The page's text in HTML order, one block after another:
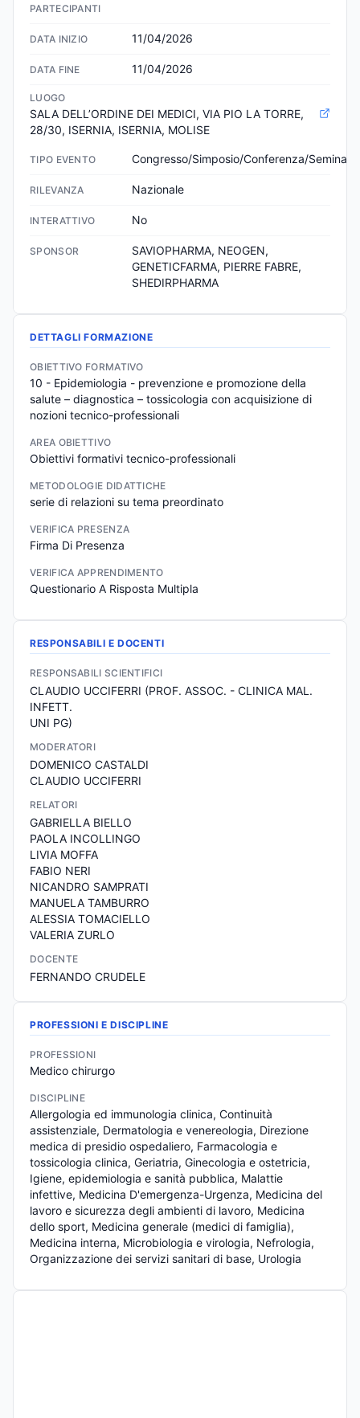
PARTECIPANTI
DATA INIZIO 11/04/2026
DATA FINE 11/04/2026
LUOGO
SALA DELL’ORDINE DEI MEDICI, VIA PIO LA TORRE,
28/30, ISERNIA, ISERNIA, MOLISE
TIPO EVENTO Congresso/Simposio/Conferenza/Seminario
RILEVANZA Nazionale
INTERATTIVO No
SPONSOR
SAVIOPHARMA, NEOGEN,
GENETICFARMA, PIERRE FABRE,
SHEDIRPHARMA
DETTAGLI FORMAZIONE
OBIETTIVO FORMATIVO
10 - Epidemiologia - prevenzione e promozione della
salute – diagnostica – tossicologia con acquisizione di
nozioni tecnico-professionali
AREA OBIETTIVO
Obiettivi formativi tecnico-professionali
METODOLOGIE DIDATTICHE
serie di relazioni su tema preordinato
VERIFICA PRESENZA
Firma Di Presenza
VERIFICA APPRENDIMENTO
Questionario A Risposta Multipla
RESPONSABILI E DOCENTI
RESPONSABILI SCIENTIFICI
CLAUDIO UCCIFERRI (PROF. ASSOC. - CLINICA MAL.
INFETT.
UNI PG)
MODERATORI
DOMENICO CASTALDI
CLAUDIO UCCIFERRI
RELATORI
GABRIELLA BIELLO
PAOLA INCOLLINGO
LIVIA MOFFA
FABIO NERI
NICANDRO SAMPRATI
MANUELA TAMBURRO
ALESSIA TOMACIELLO
VALERIA ZURLO
DOCENTE
FERNANDO CRUDELE
PROFESSIONI E DISCIPLINE
PROFESSIONI
Medico chirurgo
DISCIPLINE
Allergologia ed immunologia clinica, Continuità
assistenziale, Dermatologia e venereologia, Direzione
medica di presidio ospedaliero, Farmacologia e
tossicologia clinica, Geriatria, Ginecologia e ostetricia,
Igiene, epidemiologia e sanità pubblica, Malattie
infettive, Medicina D'emergenza-Urgenza, Medicina del
lavoro e sicurezza degli ambienti di lavoro, Medicina
dello sport, Medicina generale (medici di famiglia),
Medicina interna, Microbiologia e virologia, Nefrologia,
Organizzazione dei servizi sanitari di base, Urologia